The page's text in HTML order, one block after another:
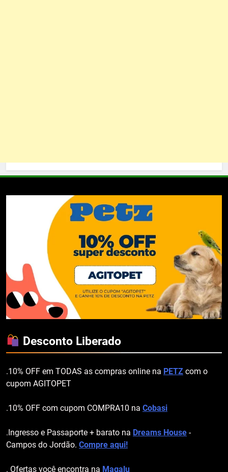
Desconto Liberado
.10% OFF em TODAS as compras online na PETZ com o
cupom AGITOPET
.10% OFF com cupom COMPRA10 na Cobasi
.Ingresso e Passaporte + barato na Dreams House -
Campos do Jordão. Compre aqui!
. Ofertas você encontra na Magalu